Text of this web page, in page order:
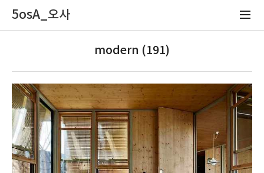
5osA_오사
modern (191)